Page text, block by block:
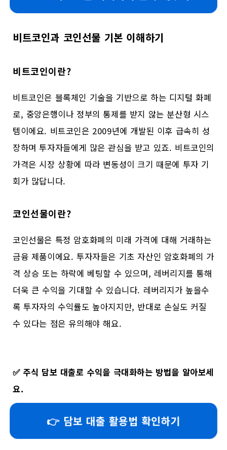
비트코인과 코인선물 기본 이해하기
비트코인이란?
비트코인은 블록체인 기술을 기반으로 하는 디지털 화폐
로, 중앙은행이나 정부의 통제를 받지 않는 분산형 시스
템이에요. 비트코인은 2009년에 개발된 이후 급속히 성
장하며 투자자들에게 많은 관심을 받고 있죠. 비트코인의
가격은 시장 상황에 따라 변동성이 크기 때문에 투자 기
회가 많답니다.
코인선물이란?
코인선물은 특정 암호화폐의 미래 가격에 대해 거래하는
금융 제품이에요. 투자자들은 기초 자산인 암호화폐의 가
격 상승 또는 하락에 베팅할 수 있으며, 레버리지를 통해
더욱 큰 수익을 기대할 수 있습니다. 레버리지가 높을수
록 투자자의 수익률도 높아지지만, 반대로 손실도 커질
수 있다는 점은 유의해야 해요.
✅ 주식 담보 대출로 수익을 극대화하는 방법을 알아보세
요.
👉 담보 대출 활용법 확인하기